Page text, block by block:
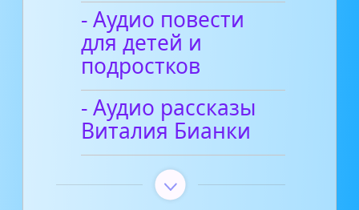
- Аудио повести
для детей и
подростков
- Аудио рассказы
Виталия Бианки